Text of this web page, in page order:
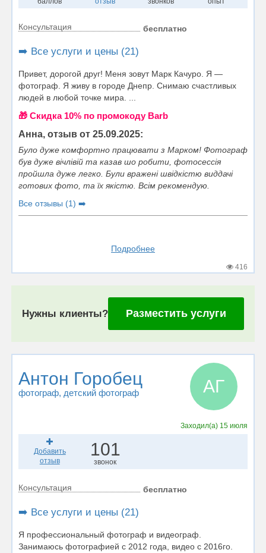
Консультация бесплатно
➡️ Все услуги и цены (21)
Привет, дорогой друг! Меня зовут Марк Качуро. Я —
фотограф. Я живу в городе Днепр. Снимаю счастливых
людей в любой точке мира. ...
🎁 Cкидка 10% по промокоду Barb
Анна, отзыв от 25.09.2025:
Було дуже комфортно працювати з Марком! Фотограф
був дуже вічлівій та казав шо робити, фотосессія
пройшла дуже легко. Були вражені швідкістю виддачі
готових фото, та їх якістю. Всім рекомендую.
Все отзывы (1) ➡️
Подробнее
416
Нужны клиенты? Разместить услуги
Антон Горобец
фотограф, детский фотограф АГ
Заходил(а) 15 июля
Добавить
отзыв
101
звонок
Консультация бесплатно
➡️ Все услуги и цены (21)
Я профессиональный фотограф и видеограф.
Занимаюсь фотографией с 2012 года, видео с 2016го.